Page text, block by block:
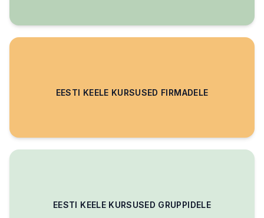
EESTI KEELE KURSUSED FIRMADELE
EESTI KEELE KURSUSED GRUPPIDELE